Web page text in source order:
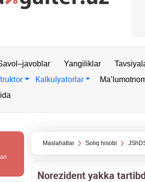
Yangiliklar
Kalkulyatorlar
Maslahatlar Soliq hisobi
Norezident yakka